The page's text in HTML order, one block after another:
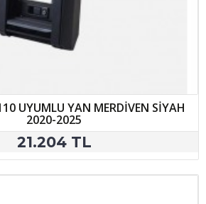
UYUMLU YAN MERDİVEN SİYAH
2020-2025
21.204 TL